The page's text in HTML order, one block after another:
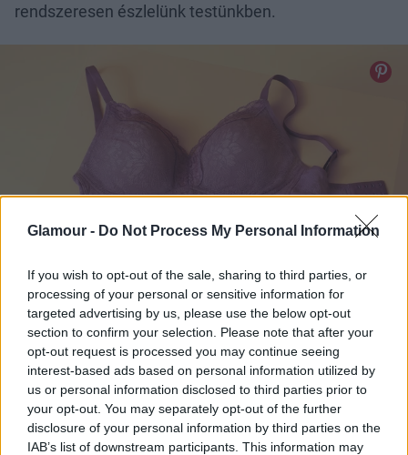
Glamour - Do Not Process My Personal Information
If you wish to opt-out of the sale, sharing to third parties, or
processing of your personal or sensitive information for
targeted advertising by us, please use the below opt-out
section to confirm your selection. Please note that after your
opt-out request is processed you may continue seeing
interest-based ads based on personal information utilized by
us or personal information disclosed to third parties prior to
your opt-out. You may separately opt-out of the further
disclosure of your personal information by third parties on the
IAB’s list of downstream participants. This information may
rendszeresen észlelünk testünkben.
Engedelmesen követi a nő testének formáját
Fotó:Triumph